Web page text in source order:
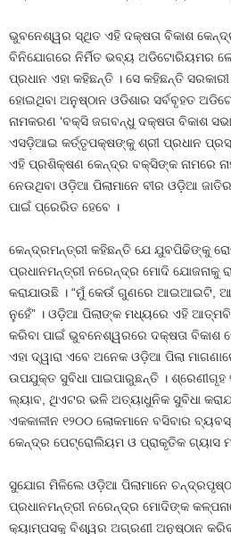
ଭୁବନେଶ୍ୱର ସ୍ଥିତ ଏହି ଦକ୍ଷତା ବିକାଶ
ବିନିଯୋଗରେ ନିର୍ମିତ ଭବ୍ୟ ଅଡିଟୋରିୟମର
ପ୍ରଧାନ ଏହା କହିଛନ୍ତି । ସେ କହିଛନ୍ତି
ହୋଇଥିବା ଅନୁଷ୍ଠାନ ଓଡିଶାର ସର୍ବବୃହତ
ନାମକରଣ ‘ବକ୍ସି ଜଗବନ୍ଧୁ ଦକ୍ଷତା ବିକାଶ
ଏସଡ଼ିଆଇ କର୍ତ୍ତୃପକ୍ଷଙ୍କୁ ଶ୍ରୀ ପ୍ରଧାନ
ଏହି ପ୍ରଶିକ୍ଷଣ କେନ୍ଦ୍ର ବକ୍ସିଙ୍କ ନାମରେ
ନେଉଥିବା ଓଡ଼ିଆ ପିଲାମାନେ ବୀର ଓଡ଼ିଆ
ପାଇଁ ପ୍ରେରିତ ହେବେ ।
କେନ୍ଦ୍ରମନ୍ତ୍ରୀ କହିଛନ୍ତି ଯେ ଯୁବପିଢିଙ୍କୁ
ପ୍ରଧାନମନ୍ତ୍ରୀ ନରେନ୍ଦ୍ର ମୋଦି ଯୋଜନାକୁ
କରାଯାଉଛି । “ମୁଁ କେଉଁ ଗୁଣରେ ଆଇଆଇଟି,
ନୁହେଁ” । ଓଡ଼ିଆ ପିଲାଙ୍କ ମଧ୍ୟରେ ଏହି
କରିବା ପାଇଁ ଭୁବନେଶ୍ୱରରେ ଦକ୍ଷତା ବିକାଶ
ଏହା ଦ୍ୱାରା ଏବେ ଅନେକ ଓଡ଼ିଆ ପିଲା
ଉପଯୁକ୍ତ ସୁବିଧା ପାଇପାରୁଛନ୍ତି । ଶ୍ରେଣୀଗୃହ
ଲ୍ୟାବ, ଥିଏଟର ଭଳି ଅତ୍ୟାଧୁନିକ ସୁବିଧା
ଏକକାଳୀନ ୧୨୦୦ ଲୋକମାନେ ବସିବାର
କେନ୍ଦ୍ର ପେଟ୍ରୋଲିୟମ ଓ ପ୍ରାକୃତିକ ଗ୍ୟାସ
ସୁଯୋଗ ମିଳିଲେ ଓଡ଼ିଆ ପିଲାମାନେ
ପ୍ରଧାନମନ୍ତ୍ରୀ ନରେନ୍ଦ୍ର ମୋଦିଙ୍କ
କ୍ୟାମ୍ପସକୁ ବିଶ୍ୱର ଅଗ୍ରଣୀ ଅନୁଷ୍ଠାନ